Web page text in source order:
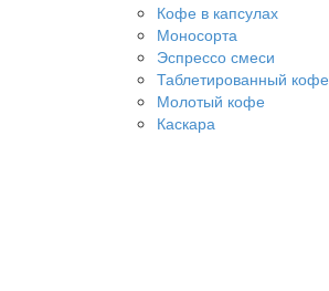
Кофе в капсулах
Моносорта
Эспрессо смеси
Таблетированный кофе
Молотый кофе
Каскара